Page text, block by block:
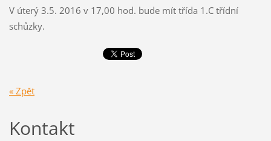
V úterý 3.5. 2016 v 17,00 hod. bude mít třída 1.C třídní
schůzky.
« Zpět
Kontakt